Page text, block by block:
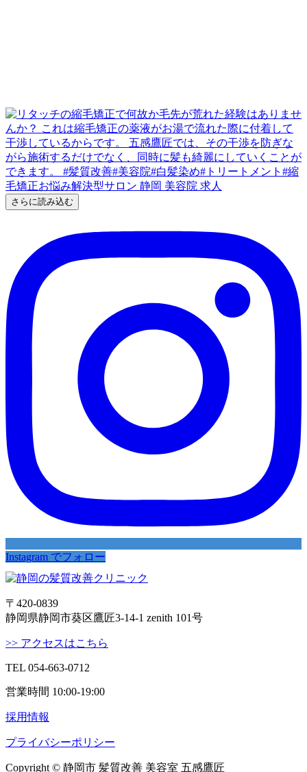
さらに読み込む
Instagram でフォロー
〒420-0839
静岡県静岡市葵区鷹匠3-14-1 zenith 101号
>> アクセスはこちら
TEL 054-663-0712
営業時間 10:00-19:00
採用情報
プライバシーポリシー
Copyright © 静岡市 髪質改善 美容室 五感鷹匠